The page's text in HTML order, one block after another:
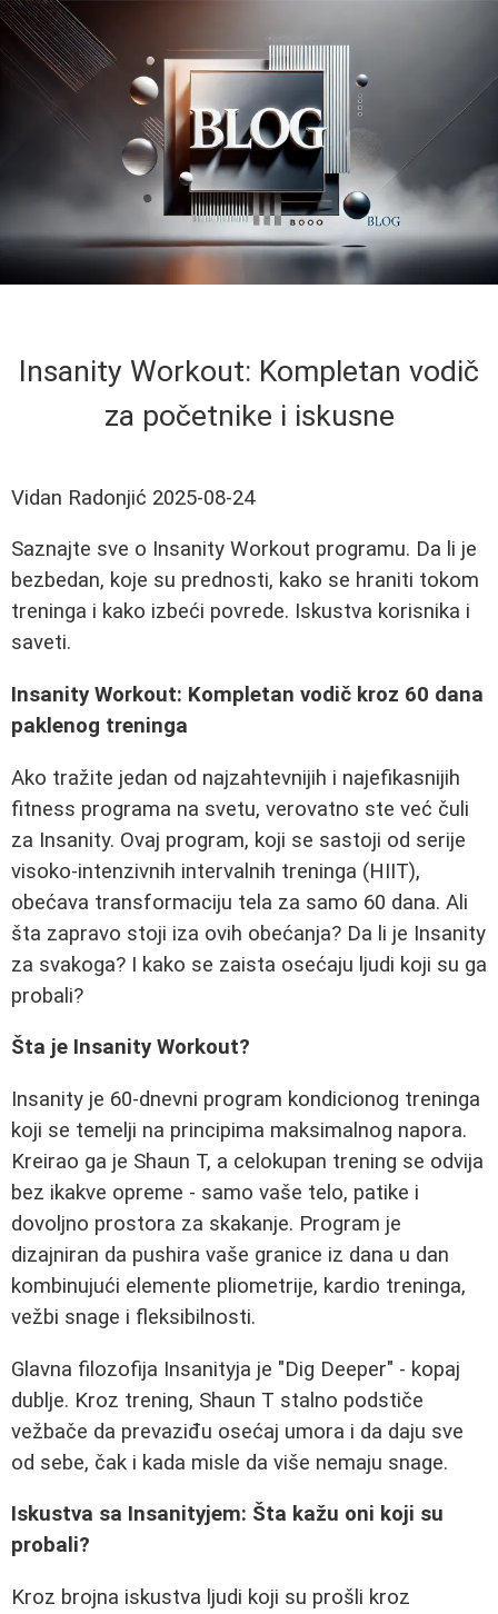
Insanity Workout: Kompletan vodič
za početnike i iskusne
Vidan Radonjić 2025-08-24
Saznajte sve o Insanity Workout programu. Da li je
bezbedan, koje su prednosti, kako se hraniti tokom
treninga i kako izbeći povrede. Iskustva korisnika i
saveti.
Insanity Workout: Kompletan vodič kroz 60 dana
paklenog treninga
Ako tražite jedan od najzahtevnijih i najefikasnijih
fitness programa na svetu, verovatno ste već čuli
za Insanity. Ovaj program, koji se sastoji od serije
visoko-intenzivnih intervalnih treninga (HIIT),
obećava transformaciju tela za samo 60 dana. Ali
šta zapravo stoji iza ovih obećanja? Da li je Insanity
za svakoga? I kako se zaista osećaju ljudi koji su ga
probali?
Šta je Insanity Workout?
Insanity je 60-dnevni program kondicionog treninga
koji se temelji na principima maksimalnog napora.
Kreirao ga je Shaun T, a celokupan trening se odvija
bez ikakve opreme - samo vaše telo, patike i
dovoljno prostora za skakanje. Program je
dizajniran da pushira vaše granice iz dana u dan
kombinujući elemente pliometrije, kardio treninga,
vežbi snage i fleksibilnosti.
Glavna filozofija Insanityja je "Dig Deeper" - kopaj
dublje. Kroz trening, Shaun T stalno podstiče
vežbače da prevaziđu osećaj umora i da daju sve
od sebe, čak i kada misle da više nemaju snage.
Iskustva sa Insanityjem: Šta kažu oni koji su
probali?
Kroz brojna iskustva ljudi koji su prošli kroz